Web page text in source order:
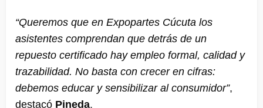
“Queremos que en Expopartes Cúcuta los
asistentes comprendan que detrás de un
repuesto certificado hay empleo formal, calidad y
trazabilidad. No basta con crecer en cifras:
debemos educar y sensibilizar al consumidor”,
destacó Pineda.